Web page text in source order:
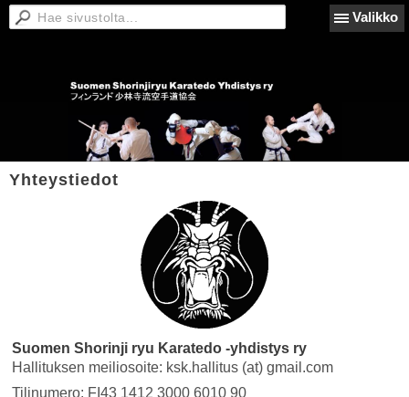
Valikko
Yhteystiedot
Suomen Shorinji ryu Karatedo -yhdistys ry
Hallituksen meiliosoite: ksk.hallitus (at) gmail.com
Tilinumero: FI43 1412 3000 6010 90